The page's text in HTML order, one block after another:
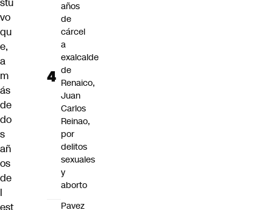
vo
qu
e,
a
m
ás
de
do
s
añ
os
de
l
años
de
cárcel
a
exalcalde
de
Renaico,
Juan
Carlos
Reinao,
por
delitos
sexuales
y
aborto
Pavez